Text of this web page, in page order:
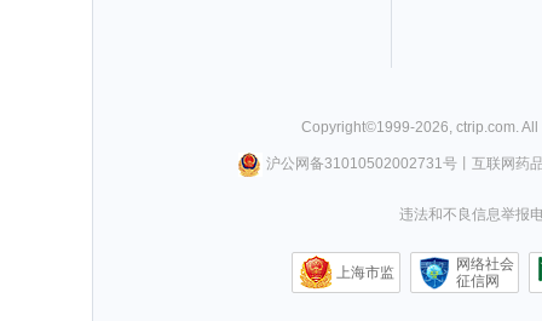
Copyright©1999-2026 ctrip.com .
沪公网备31010502002731号丨 互联网药
违法和不良信息举报
上海市监
网络社会
征信网